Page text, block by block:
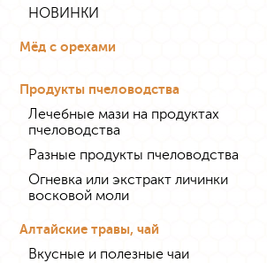
НОВИНКИ
Мёд с орехами
Продукты пчеловодства
Лечебные мази на продуктах
пчеловодства
Разные продукты пчеловодства
Огневка или экстракт личинки
восковой моли
Алтайские травы, чай
Вкусные и полезные чаи